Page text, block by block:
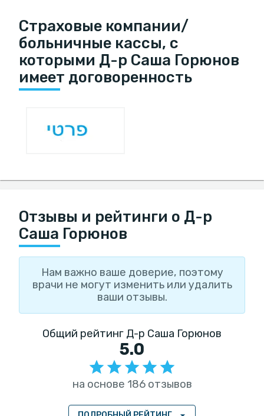
Страховые компании/
больничные кассы, с
которыми Д-р Саша Горюнов
имеет договоренность
Отзывы и рейтинги о Д-р
Саша Горюнов
Нам важно ваше доверие, поэтому
врачи не могут изменить или удалить
ваши отзывы.
Общий рейтинг Д-р Саша Горюнов
5.0
на основе 186 отзывов